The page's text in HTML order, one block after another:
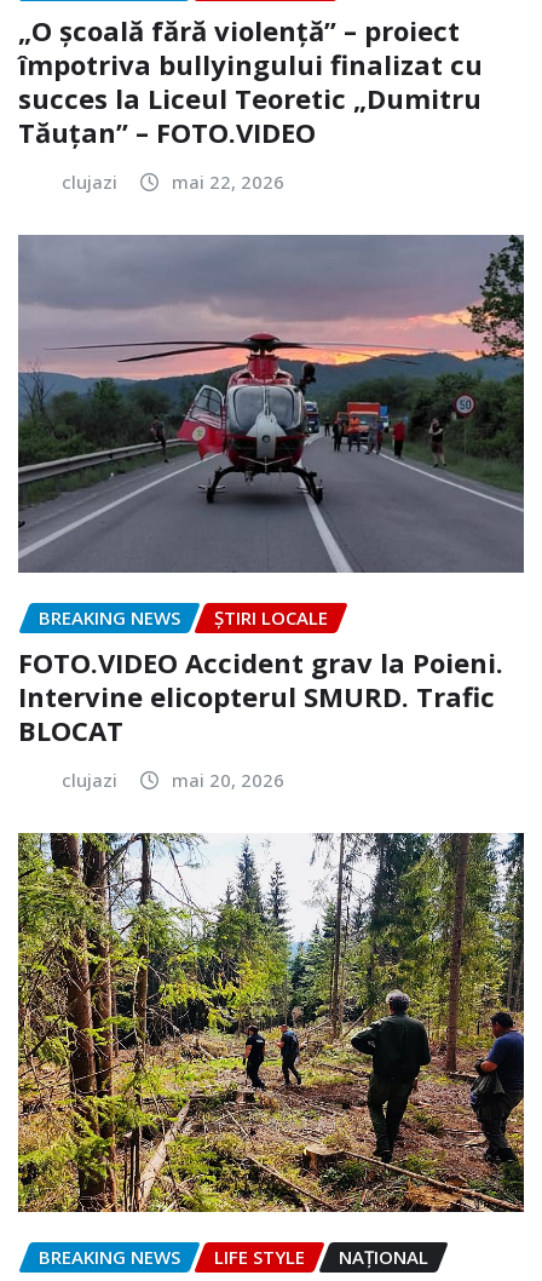
„O școală fără violență” – proiect
împotriva bullyingului finalizat cu
succes la Liceul Teoretic „Dumitru
Tăuțan” – FOTO.VIDEO
clujazi mai 22, 2026
BREAKING NEWS ȘTIRI LOCALE
FOTO.VIDEO Accident grav la Poieni.
Intervine elicopterul SMURD. Trafic
BLOCAT
clujazi mai 20, 2026
BREAKING NEWS LIFE STYLE NAŢIONAL